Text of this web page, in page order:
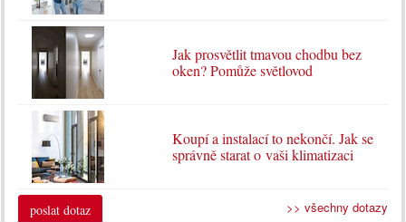
Jak prosvětlit tmavou chodbu bez
oken? Pomůže světlovod
Koupí a instalací to nekončí. Jak se
správně starat o vaši klimatizaci
poslat dotaz >> všechny dotazy